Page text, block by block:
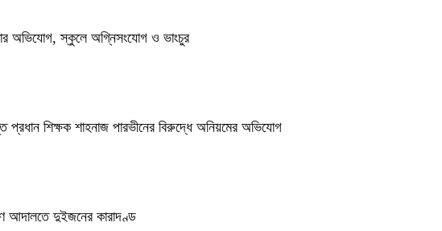
অভিযোগ, স্কুলে অগ্নিসংযোগ ও ভাংচুর
শিক্ষক শাহনাজ পারভীনের বিরুদ্ধে অনিয়মের অভিযোগ
আদালতে দুইজনের কারাদণ্ড